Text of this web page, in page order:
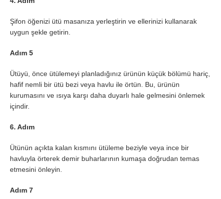
Şifon öğenizi ütü masanıza yerleştirin ve ellerinizi kullanarak
uygun şekle getirin.
Adım 5
Ütüyü, önce ütülemeyi planladığınız ürünün küçük bölümü hariç,
hafif nemli bir ütü bezi veya havlu ile örtün. Bu, ürünün
kurumasını ve ısıya karşı daha duyarlı hale gelmesini önlemek
içindir.
6. Adım
Ütünün açıkta kalan kısmını ütüleme beziyle veya ince bir
havluyla örterek demir buharlarının kumaşa doğrudan temas
etmesini önleyin.
Adım 7